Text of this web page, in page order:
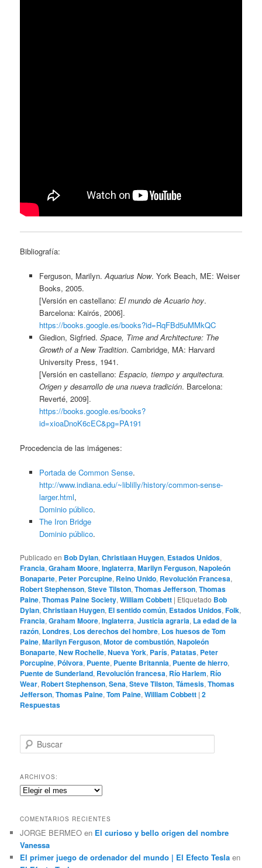
Bibliografía:
Ferguson, Marilyn. Aquarius Now. York Beach, ME: Weiser
Books, 2005.
[Versión en castellano: El mundo de Acuario hoy.
Barcelona: Kairós, 2006].
https://books.google.es/books?id=RqFBd5uMMkQC
Giedion, Sigfried. Space, Time and Architecture: The
Growth of a New Tradition. Cambridge, MA: Harvard
University Press, 1941.
[Versión en castellano: Espacio, tiempo y arquitectura.
Origen y desarrollo de una nueva tradición. Barcelona:
Reverté, 2009].
https://books.google.es/books?
id=xioaDnoK6cEC&pg=PA191
Procedencia de las imágenes:
Portada de Common Sense.
http://www.indiana.edu/~liblilly/history/common-sense-
larger.html,
Dominio público.
The Iron Bridge
Dominio público.
Publicado en Bob Dylan,Christiaan Huygen, Estados Unidos,
Francia,Graham Moore,Inglaterra,Marilyn Ferguson,Napoleón
Bonaparte, Peter Porcupine, Reino Unido, Revolución Francesa,
Robert Stephenson,Steve Tilston,Thomas Jefferson,Thomas
Paine,Thomas Paine Society,William Cobbett | Etiquetado Bob
Dylan,Christiaan Huygen, El sentido común, Estados Unidos,Folk,
Francia,Graham Moore,Inglaterra,Justicia agraria, La edad de la
razón, Londres, Los derechos del hombre, Los huesos de Tom
Paine,Marilyn Ferguson,Motor de combustión,Napoleón
Bonaparte,New Rochelle,Nueva York, París, Patatas, Peter
Porcupine, Pólvora, Puente, Puente Britannia, Puente de hierro,
Puente de Sunderland, Revolución francesa, Río Harlem, Río
Wear, Robert Stephenson,Sena,Steve Tilston,Támesis,Thomas
Jefferson,Thomas Paine,Tom Paine,William Cobbett |2
Respuestas
u
c
a
r
ARCHIVOS:
Archivos:
COMENTARIOS RECIENTES
JORGE BERMEO en El curioso y bello origen del nombre
Vanessa
El primer juego de ordenador del mundo | El Efecto Tesla en